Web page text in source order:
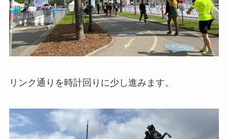
リンク通りを時計回りに少し進みます。